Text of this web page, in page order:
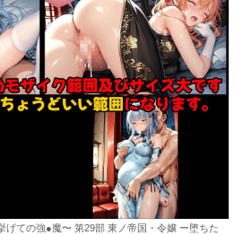
げての強●魔〜 第29部 東ノ帝国・令嬢 ー堕ちた